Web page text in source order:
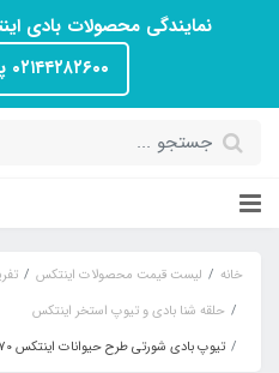
نمایندگی محصولات بادی
۰۲۱۴۴۲۸۲۶۰۰ پیگیری سفارش
خانه لیست قیمت محصولات اینتکس
حلقه شنا بادی و تیوپ استخر اینتکس
تیوپ بادی شورتی طرح حیوانات اینتکس intex 59570